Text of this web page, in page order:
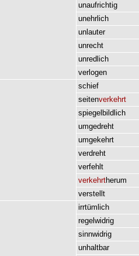
unaufrichtig
unehrlich
unlauter
unrecht
unredlich
verlogen
schief
seitenverkehrt
spiegelbildlich
umgedreht
umgekehrt
verdreht
verfehlt
verkehrtherum
verstellt
irrtümlich
regelwidrig
sinnwidrig
unhaltbar